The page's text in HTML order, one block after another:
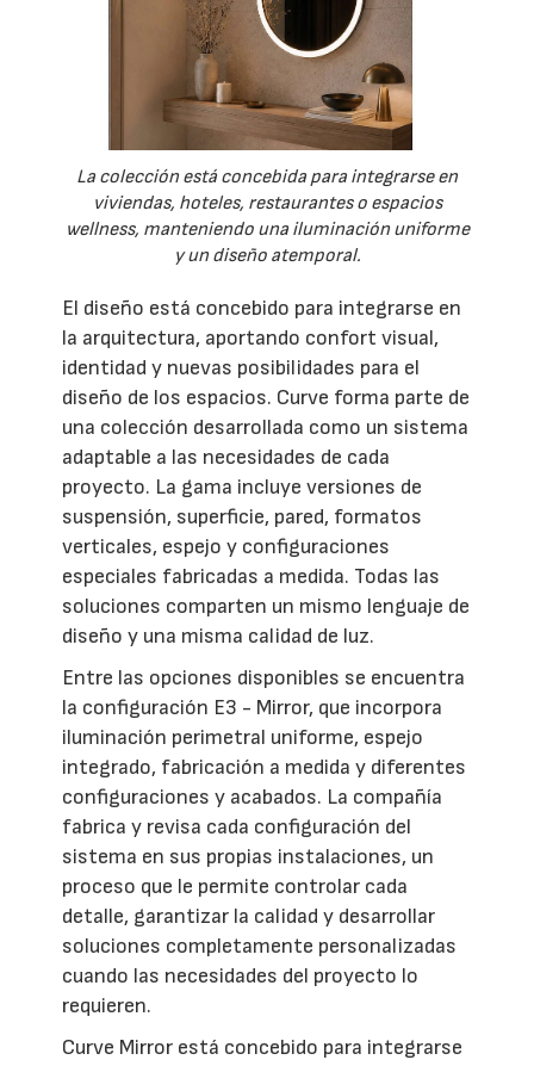
La colección está concebida para integrarse en
viviendas, hoteles, restaurantes o espacios
wellness, manteniendo una iluminación uniforme
y un diseño atemporal.
El diseño está concebido para integrarse en
la arquitectura, aportando confort visual,
identidad y nuevas posibilidades para el
diseño de los espacios. Curve forma parte de
una colección desarrollada como un sistema
adaptable a las necesidades de cada
proyecto. La gama incluye versiones de
suspensión, superficie, pared, formatos
verticales, espejo y configuraciones
especiales fabricadas a medida. Todas las
soluciones comparten un mismo lenguaje de
diseño y una misma calidad de luz.
Entre las opciones disponibles se encuentra
la configuración E3 - Mirror, que incorpora
iluminación perimetral uniforme, espejo
integrado, fabricación a medida y diferentes
configuraciones y acabados. La compañía
fabrica y revisa cada configuración del
sistema en sus propias instalaciones, un
proceso que le permite controlar cada
detalle, garantizar la calidad y desarrollar
soluciones completamente personalizadas
cuando las necesidades del proyecto lo
requieren.
Curve Mirror está concebido para integrarse